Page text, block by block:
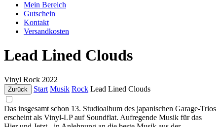
Mein Bereich
Gutschein
Kontakt
Versandkosten
Lead Lined Clouds
Vinyl Rock 2022
Zurück Start Musik Rock Lead Lined Clouds
Das insgesamt schon 13. Studioalbum des japanischen Garage-Trios
erscheint als Vinyl-LP auf Soundflat. Aufregende Musik für das